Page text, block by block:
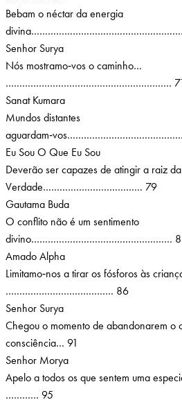
Bebam o néctar da energia
Senhor Surya
Nós mostramo‑vos o caminho…
……………………………………………………
Sanat Kumara
Mundos distantes
Eu Sou O Que Eu Sou
Deverão ser capazes de atingir a raiz da
Verdade……………………………… 79
Gautama Buda
O conflito não é um sentimento
divino……………………………………………
Amado Alpha
Limitamo‑nos a tirar os fósforos às
………………………………… 86
Senhor Surya
Chegou o momento de abandonarem o
consciência… 91
Senhor Morya
Apelo a todos os que sentem uma
………… 95